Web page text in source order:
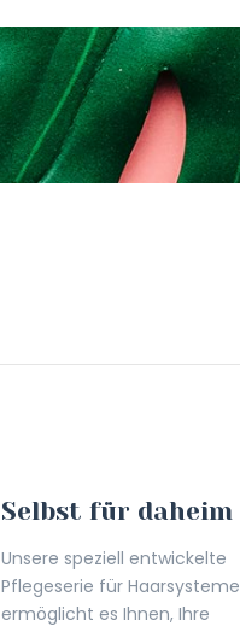
Selbst für daheim
Unsere speziell entwickelte
Pflegeserie für Haarsysteme
ermöglicht es Ihnen, Ihre